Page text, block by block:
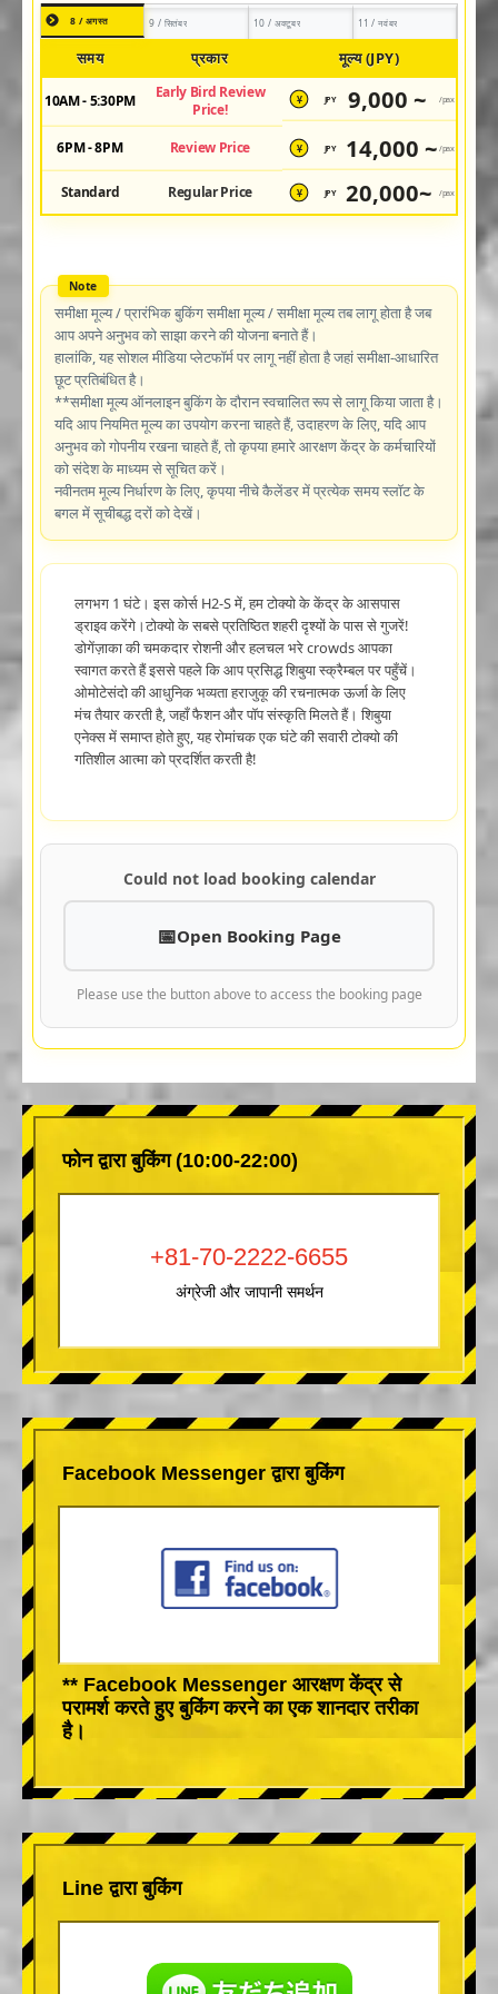
8 / अगस्त 9 / सितंबर 10 / अक्टूबर 11 / नवंबर
समय प्रकार मूल्य (JPY)
10AM - 5:30PM
Early Bird Review
Price!
¥ JPY 9,000 ~ /pax
6PM - 8PM Review Price ¥ JPY 14,000 ~ /pax
Standard Regular Price ¥ JPY 20,000~ /pax
समीक्षा मूल्य / प्रारंभिक बुकिंग समीक्षा मूल्य / समीक्षा मूल्य तब लागू होता है जब
आप अपने अनुभव को साझा करने की योजना बनाते हैं।
हालांकि, यह सोशल मीडिया प्लेटफॉर्म पर लागू नहीं होता है जहां समीक्षा-आधारित
छूट प्रतिबंधित है।
**समीक्षा मूल्य ऑनलाइन बुकिंग के दौरान स्वचालित रूप से लागू किया जाता है।
यदि आप नियमित मूल्य का उपयोग करना चाहते हैं, उदाहरण के लिए, यदि आप
अनुभव को गोपनीय रखना चाहते हैं, तो कृपया हमारे आरक्षण केंद्र के कर्मचारियों
को संदेश के माध्यम से सूचित करें।
नवीनतम मूल्य निर्धारण के लिए, कृपया नीचे कैलेंडर में प्रत्येक समय स्लॉट के
बगल में सूचीबद्ध दरों को देखें।
लगभग 1 घंटे। इस कोर्स H2-S में, हम टोक्यो के केंद्र के आसपास
ड्राइव करेंगे।टोक्यो के सबसे प्रतिष्ठित शहरी दृश्यों के पास से गुजरें!
डोगेंज़ाका की चमकदार रोशनी और हलचल भरे crowds आपका
स्वागत करते हैं इससे पहले कि आप प्रसिद्ध शिबुया स्क्रैम्बल पर पहुँचें।
ओमोटेसंदो की आधुनिक भव्यता हराजुकू की रचनात्मक ऊर्जा के लिए
मंच तैयार करती है, जहाँ फैशन और पॉप संस्कृति मिलते हैं। शिबुया
एनेक्स में समाप्त होते हुए, यह रोमांचक एक घंटे की सवारी टोक्यो की
गतिशील आत्मा को प्रदर्शित करती है!
Could not load booking calendar
Open Booking Page
Please use the button above to access the booking page
फोन द्वारा बुकिंग (10:00-22:00)
+81-70-2222-6655
अंग्रेजी और जापानी समर्थन
Facebook Messenger द्वारा बुकिंग
** Facebook Messenger आरक्षण केंद्र से
परामर्श करते हुए बुकिंग करने का एक शानदार तरीका
है।
Line द्वारा बुकिंग